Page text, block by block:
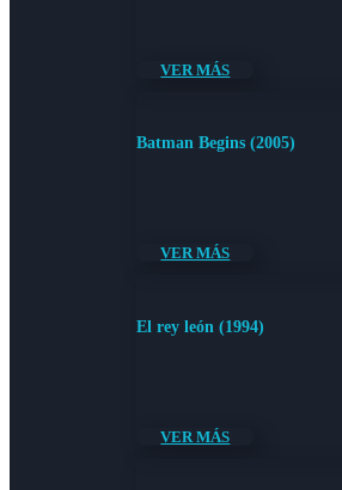
VER MÁS
Batman Begins (2005)
VER MÁS
El rey león (1994)
VER MÁS